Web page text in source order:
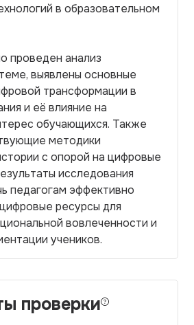
в образовательном
проведен анализ
выявлены основные
трансформации в
и её влияние на
обучающихся. Также
методики
с опорой на цифровые
исследования
педагогам эффективно
ресурсы для
вовлеченности и
учеников.
проверки